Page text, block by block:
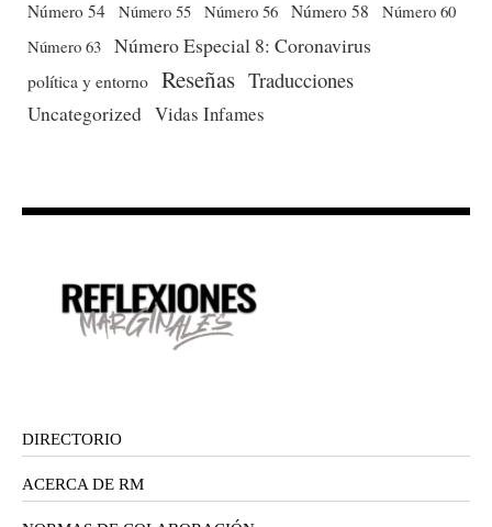
Número 54 Número 55 Número 56 Número 58
Número 60
Número 63 Número Especial 8: Coronavirus
política y entorno Reseñas Traducciones
Uncategorized Vidas Infames
DIRECTORIO
ACERCA DE RM